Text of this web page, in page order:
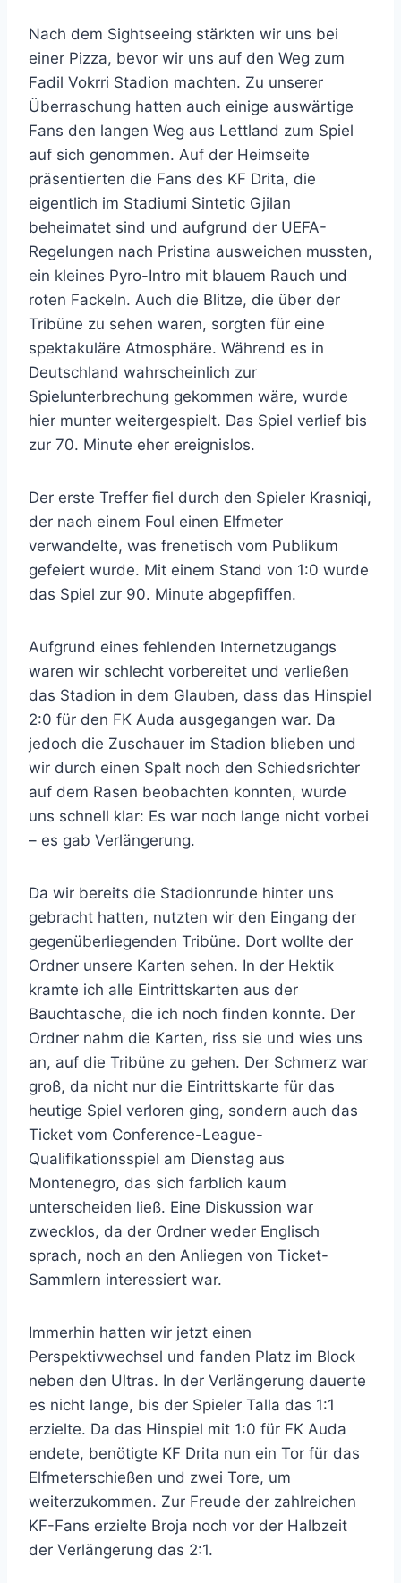
Nach dem Sightseeing stärkten wir uns bei
einer Pizza, bevor wir uns auf den Weg zum
Fadil Vokrri Stadion machten. Zu unserer
Überraschung hatten auch einige auswärtige
Fans den langen Weg aus Lettland zum Spiel
auf sich genommen. Auf der Heimseite
präsentierten die Fans des KF Drita, die
eigentlich im Stadiumi Sintetic Gjilan
beheimatet sind und aufgrund der UEFA-
Regelungen nach Pristina ausweichen mussten,
ein kleines Pyro-Intro mit blauem Rauch und
roten Fackeln. Auch die Blitze, die über der
Tribüne zu sehen waren, sorgten für eine
spektakuläre Atmosphäre. Während es in
Deutschland wahrscheinlich zur
Spielunterbrechung gekommen wäre, wurde
hier munter weitergespielt. Das Spiel verlief bis
zur 70. Minute eher ereignislos.
Der erste Treffer fiel durch den Spieler Krasniqi,
der nach einem Foul einen Elfmeter
verwandelte, was frenetisch vom Publikum
gefeiert wurde. Mit einem Stand von 1:0 wurde
das Spiel zur 90. Minute abgepfiffen.
Aufgrund eines fehlenden Internetzugangs
waren wir schlecht vorbereitet und verließen
das Stadion in dem Glauben, dass das Hinspiel
2:0 für den FK Auda ausgegangen war. Da
jedoch die Zuschauer im Stadion blieben und
wir durch einen Spalt noch den Schiedsrichter
auf dem Rasen beobachten konnten, wurde
uns schnell klar: Es war noch lange nicht vorbei
– es gab Verlängerung.
Da wir bereits die Stadionrunde hinter uns
gebracht hatten, nutzten wir den Eingang der
gegenüberliegenden Tribüne. Dort wollte der
Ordner unsere Karten sehen. In der Hektik
kramte ich alle Eintrittskarten aus der
Bauchtasche, die ich noch finden konnte. Der
Ordner nahm die Karten, riss sie und wies uns
an, auf die Tribüne zu gehen. Der Schmerz war
groß, da nicht nur die Eintrittskarte für das
heutige Spiel verloren ging, sondern auch das
Ticket vom Conference-League-
Qualifikationsspiel am Dienstag aus
Montenegro, das sich farblich kaum
unterscheiden ließ. Eine Diskussion war
zwecklos, da der Ordner weder Englisch
sprach, noch an den Anliegen von Ticket-
Sammlern interessiert war.
Immerhin hatten wir jetzt einen
Perspektivwechsel und fanden Platz im Block
neben den Ultras. In der Verlängerung dauerte
es nicht lange, bis der Spieler Talla das 1:1
erzielte. Da das Hinspiel mit 1:0 für FK Auda
endete, benötigte KF Drita nun ein Tor für das
Elfmeterschießen und zwei Tore, um
weiterzukommen. Zur Freude der zahlreichen
KF-Fans erzielte Broja noch vor der Halbzeit
der Verlängerung das 2:1.